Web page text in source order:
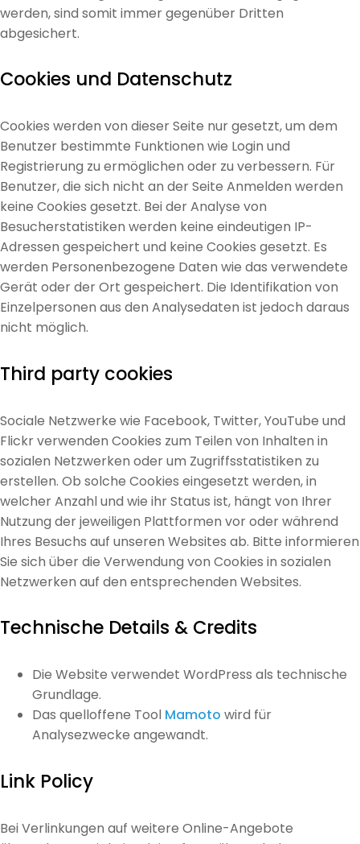
werden, sind somit immer gegenüber Dritten
abgesichert.
Cookies und Datenschutz
Cookies werden von dieser Seite nur gesetzt, um dem
Benutzer bestimmte Funktionen wie Login und
Registrierung zu ermöglichen oder zu verbessern. Für
Benutzer, die sich nicht an der Seite Anmelden werden
keine Cookies gesetzt. Bei der Analyse von
Besucherstatistiken werden keine eindeutigen IP-
Adressen gespeichert und keine Cookies gesetzt. Es
werden Personenbezogene Daten wie das verwendete
Gerät oder der Ort gespeichert. Die Identifikation von
Einzelpersonen aus den Analysedaten ist jedoch daraus
nicht möglich.
Third party cookies
Sociale Netzwerke wie Facebook, Twitter, YouTube und
Flickr verwenden Cookies zum Teilen von Inhalten in
sozialen Netzwerken oder um Zugriffsstatistiken zu
erstellen. Ob solche Cookies eingesetzt werden, in
welcher Anzahl und wie ihr Status ist, hängt von Ihrer
Nutzung der jeweiligen Plattformen vor oder während
Ihres Besuchs auf unseren Websites ab. Bitte informieren
Sie sich über die Verwendung von Cookies in sozialen
Netzwerken auf den entsprechenden Websites.
Technische Details & Credits
Die Website verwendet WordPress als technische
Grundlage.
Das quelloffene Tool Mamoto wird für
Analysezwecke angewandt.
Link Policy
Bei Verlinkungen auf weitere Online-Angebote